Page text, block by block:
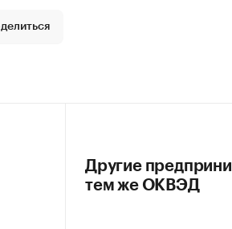
Другие
тем же ОКВЭД